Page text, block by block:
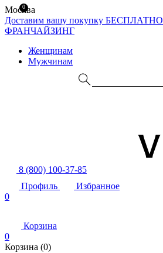
Москва
Доставим вашу покупку БЕСПЛАТНО
ФРАНЧАЙЗИНГ
Женщинам
Мужчинам
8 (800) 100-37-85
Профиль
Избранное
0
Корзина
0
Корзина (0)
0